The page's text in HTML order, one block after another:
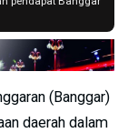
(Banggar)
daerah dalam